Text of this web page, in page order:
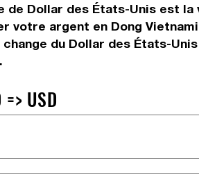
de Dollar des États-Unis est
votre argent en Dong
du Dollar des États-
USD